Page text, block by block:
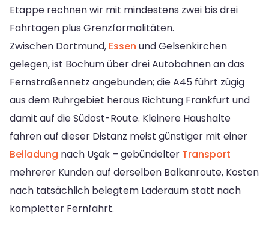
Etappe rechnen wir mit mindestens zwei bis drei
Fahrtagen plus Grenzformalitäten.
Zwischen Dortmund, Essen und Gelsenkirchen
gelegen, ist Bochum über drei Autobahnen an das
Fernstraßennetz angebunden; die A45 führt zügig
aus dem Ruhrgebiet heraus Richtung Frankfurt und
damit auf die Südost-Route. Kleinere Haushalte
fahren auf dieser Distanz meist günstiger mit einer
Beiladung nach Uşak – gebündelter Transport
mehrerer Kunden auf derselben Balkanroute, Kosten
nach tatsächlich belegtem Laderaum statt nach
kompletter Fernfahrt.